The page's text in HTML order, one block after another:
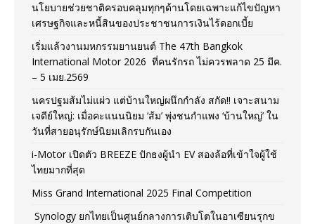
นโยบายช่วยชาติครอบคลุมทุกๆด้านโดยเฉพาะแก้ไขปัญหา
เศรษฐกิจและหนี้สินของประชาชนการเงินไร้ดอกเบี้ย
เริ่มแล้วงานมหกรรมยานยนต์ The 47th Bangkok
International Motor 2026 ที่คนรักรถ ไม่ควรพลาด 25 มีค.
– 5 เมย.2569
นครปฐมส้มไม่แผ่ว แต่บ้านใหญ่ผนึกกำลัง สกัด!! เจาะสนาม
เจดีย์ใหญ่: เมื่อคะแนนนิยม ‘ส้ม’ พุ่งชนกำแพง ‘บ้านใหญ่’ ใน
วันที่สายอนุรักษ์นิยมเลิกรบกันเอง
i-Motor เปิดตัว BREEZE ปักธงผู้นำ EV สองล้อที่เข้าใจผู้ใช้
ไทยมากที่สุด
Miss Grand International 2025 Final Competition
Synology ยกไทยเป็นศูนย์กลางการเติบโตในอาเซียนรุกข